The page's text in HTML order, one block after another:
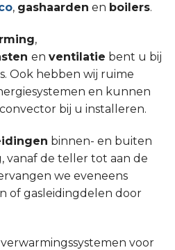
, gashaarden en boilers.
,
en ventilatie bent u bij
Ook hebben wij ruime
en kunnen
bij u installeren.
binnen- en buiten
vanaf de teller tot aan de
we eveneens
of gasleidingdelen door
voor